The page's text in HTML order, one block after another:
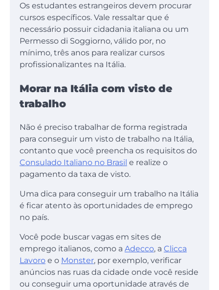
Os estudantes estrangeiros devem procurar
cursos específicos. Vale ressaltar que é
necessário possuir cidadania italiana ou um
Permesso di Soggiorno, válido por, no
mínimo, três anos para realizar cursos
profissionalizantes na Itália.
Morar na Itália com visto de
trabalho
Não é preciso trabalhar de forma registrada
para conseguir um visto de trabalho na Itália,
contanto que você preencha os requisitos do
Consulado Italiano no Brasil e realize o
pagamento da taxa de visto.
Uma dica para conseguir um trabalho na Itália
é ficar atento às oportunidades de emprego
no país.
Você pode buscar vagas em sites de
emprego italianos, como a Adecco, a Clicca
Lavoro e o Monster, por exemplo, verificar
anúncios nas ruas da cidade onde você reside
ou conseguir uma oportunidade através de